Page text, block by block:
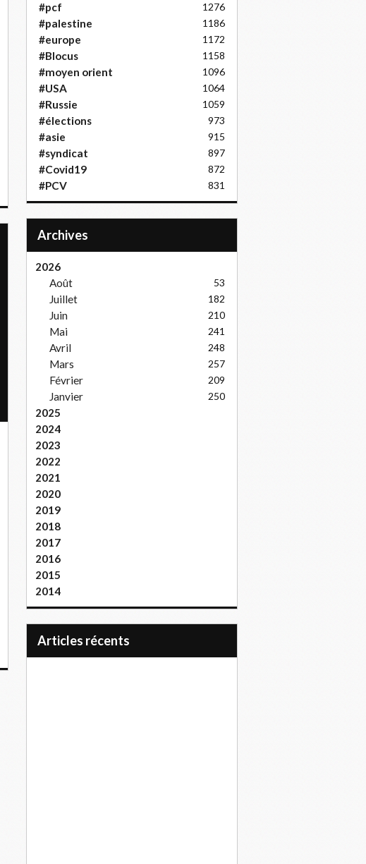
#pcf 1276
#palestine 1186
#europe 1172
#Blocus 1158
#moyen orient 1096
#USA 1064
#Russie 1059
#élections 973
#asie 915
#syndicat 897
#Covid19 872
#PCV 831
Archives
2026
Août
53
Juillet 182
Juin 210
Mai 241
Avril 248
Mars 257
Février 209
Janvier 250
2025
2024
2023
2022
2021
2020
2019
2018
2017
2016
2015
2014
articles récents